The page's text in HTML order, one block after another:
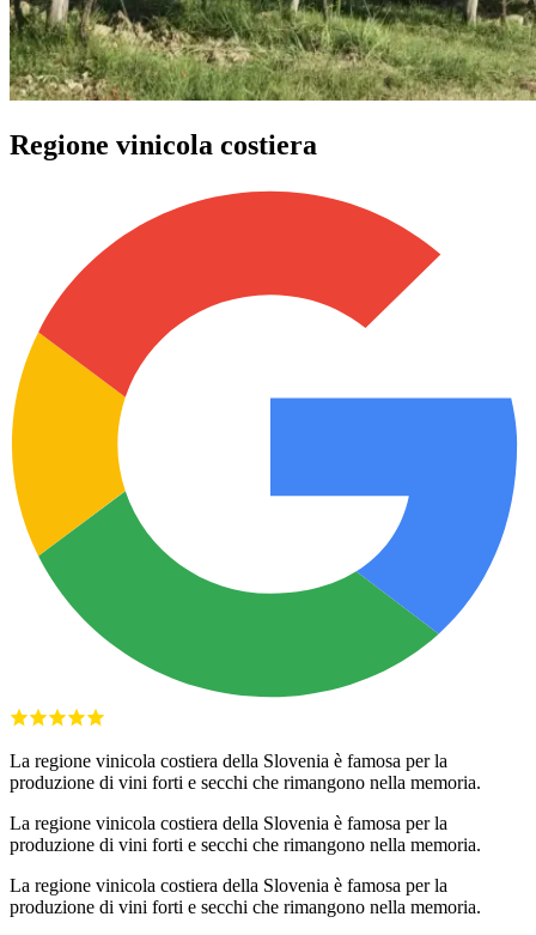
Regione vinicola costiera
La regione vinicola costiera della Slovenia è famosa per la
produzione di vini forti e secchi che rimangono nella memoria.
La regione vinicola costiera della Slovenia è famosa per la
produzione di vini forti e secchi che rimangono nella memoria.
La regione vinicola costiera della Slovenia è famosa per la
produzione di vini forti e secchi che rimangono nella memoria.